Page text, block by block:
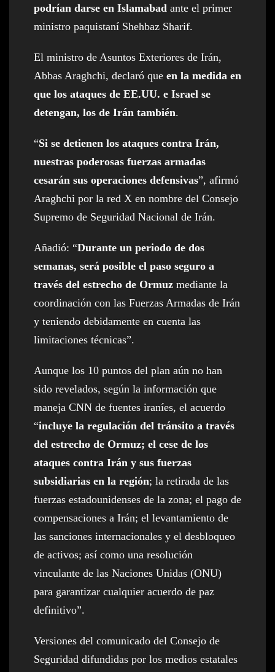
podrían darse en Islamabad ante el primer
ministro paquistaní Shehbaz Sharif.
El ministro de Asuntos Exteriores de Irán,
Abbas Araghchi, declaró que en la medida en
que los ataques de EE.UU. e Israel se
detengan, los de Irán también.
“Si se detienen los ataques contra Irán,
nuestras poderosas fuerzas armadas
cesarán sus operaciones defensivas”, afirmó
Araghchi por la red X en nombre del Consejo
Supremo de Seguridad Nacional de Irán.
Añadió: “Durante un periodo de dos
semanas, será posible el paso seguro a
través del estrecho de Ormuz mediante la
coordinación con las Fuerzas Armadas de Irán
y teniendo debidamente en cuenta las
limitaciones técnicas”.
Aunque los 10 puntos del plan aún no han
sido revelados, según la información que
maneja CNN de fuentes iraníes, el acuerdo
“incluye la regulación del tránsito a través
del estrecho de Ormuz; el cese de los
ataques contra Irán y sus fuerzas
subsidiarias en la región; la retirada de las
fuerzas estadounidenses de la zona; el pago de
compensaciones a Irán; el levantamiento de
las sanciones internacionales y el desbloqueo
de activos; así como una resolución
vinculante de las Naciones Unidas (ONU)
para garantizar cualquier acuerdo de paz
definitivo”.
Versiones del comunicado del Consejo de
Seguridad difundidas por los medios estatales